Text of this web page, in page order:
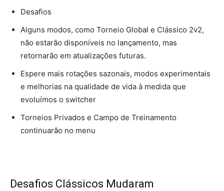
Desafios
Alguns modos, como Torneio Global e Clássico 2v2,
não estarão disponíveis no lançamento, mas
retornarão em atualizações futuras.
Espere mais rotações sazonais, modos experimentais
e melhorias na qualidade de vida à medida que
evoluímos o switcher
Torneios Privados e Campo de Treinamento
continuarão no menu
Desafios Clássicos Mudaram